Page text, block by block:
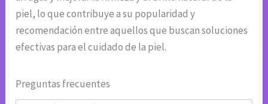
piel, lo que contribuye a su popularidad y
recomendación entre aquellos que buscan soluciones
efectivas para el cuidado de la piel.
Preguntas frecuentes